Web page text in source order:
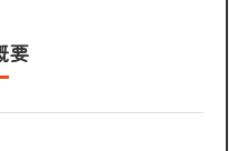
あります。
要